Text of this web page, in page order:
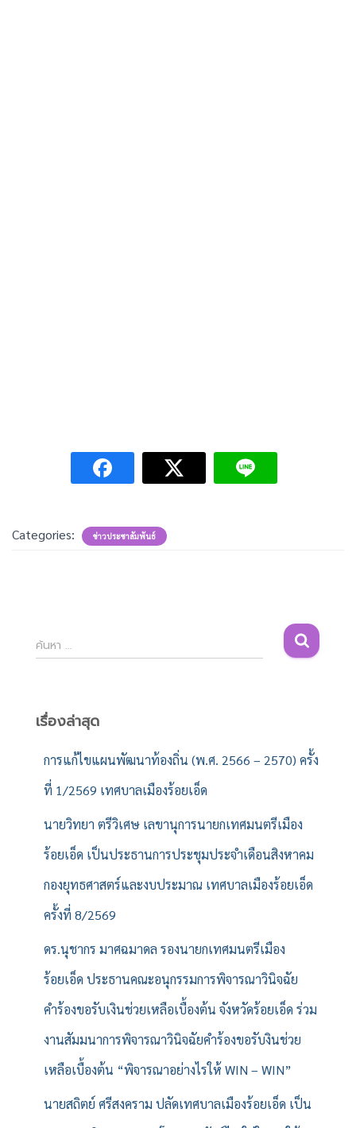
Categories: ข่าวประชาสัมพันธ์
ค้
น
สำ
ค้นหา …
เรื่องล่าสุด
การแก้ไขแผนพัฒนาท้องถิ่น (พ.ศ. 2566 – 2570) ครั้ง
ที่ 1/2569 เทศบาลเมืองร้อยเอ็ด
นายวิทยา ตรีวิเศษ เลขานุการนายกเทศมนตรีเมือง
ร้อยเอ็ด เป็นประธานการประชุมประจำเดือนสิงหาคม
กองยุทธศาสตร์และงบประมาณ เทศบาลเมืองร้อยเอ็ด
ครั้งที่ 8/2569
ดร.นุชากร มาศฉมาดล รองนายกเทศมนตรีเมือง
ร้อยเอ็ด ประธานคณะอนุกรรมการพิจารณาวินิจฉัย
คำร้องขอรับเงินช่วยเหลือเบื้องต้น จังหวัดร้อยเอ็ด ร่วม
งานสัมมนาการพิจารณาวินิจฉัยคำร้องขอรับงินช่วย
เหลือเบื้องต้น “พิจารณาอย่างไรให้ WIN – WIN”
นายสถิตย์ ศรีสงคราม ปลัดเทศบาลเมืองร้อยเอ็ด เป็น